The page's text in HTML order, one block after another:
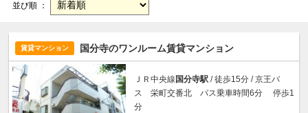
並び順 ：
賃貸マンション 国分寺のワンルーム賃貸マンション
ＪＲ中央線 国分寺駅 / 徒歩15分 / 京王バ
ス 栄町交番北 バス乗車時間6分 停歩1
分